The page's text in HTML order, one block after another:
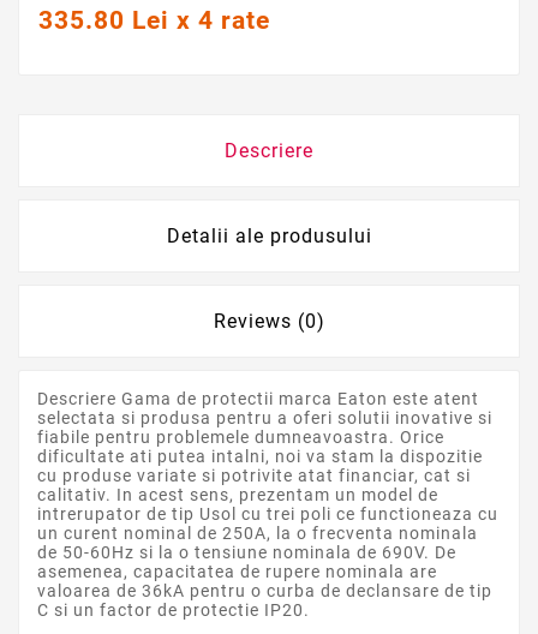
335.80 Lei x 4 rate
Descriere
Detalii ale produsului
Reviews (0)
Descriere Gama de protectii marca Eaton este atent
selectata si produsa pentru a oferi solutii inovative si
fiabile pentru problemele dumneavoastra. Orice
dificultate ati putea intalni, noi va stam la dispozitie
cu produse variate si potrivite atat financiar, cat si
calitativ. In acest sens, prezentam un model de
intrerupator de tip Usol cu trei poli ce functioneaza cu
un curent nominal de 250A, la o frecventa nominala
de 50-60Hz si la o tensiune nominala de 690V. De
asemenea, capacitatea de rupere nominala are
valoarea de 36kA pentru o curba de declansare de tip
C si un factor de protectie IP20.